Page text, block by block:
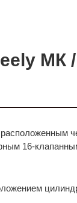
МК
16-